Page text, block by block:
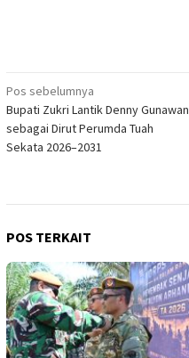
Navigasi
pos
Pos sebelumnya
Bupati Zukri Lantik Denny Gunawan
sebagai Dirut Perumda Tuah
Sekata 2026–2031
POS TERKAIT